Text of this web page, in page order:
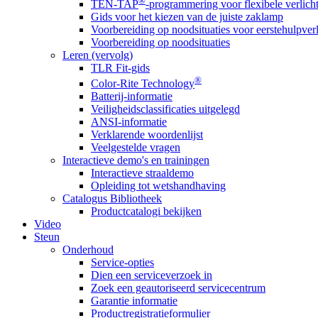
TEN-TAP -programmering voor flexibele
Gids voor het kiezen van de juiste zaklamp
Voorbereiding op noodsituaties voor
Voorbereiding op noodsituaties
Leren (vervolg)
TLR Fit-gids
Color-Rite Technology®
Batterij-informatie
Veiligheidsclassificaties uitgelegd
ANSI-informatie
Verklarende woordenlijst
Veelgestelde vragen
Interactieve demo's en trainingen
Interactieve straaldemo
Opleiding tot wetshandhaving
Catalogus Bibliotheek
Productcatalogi bekijken
Video
Steun
Onderhoud
Service-opties
Dien een serviceverzoek in
Zoek een geautoriseerd servicecentrum
Garantie informatie
Productregistratieformulier